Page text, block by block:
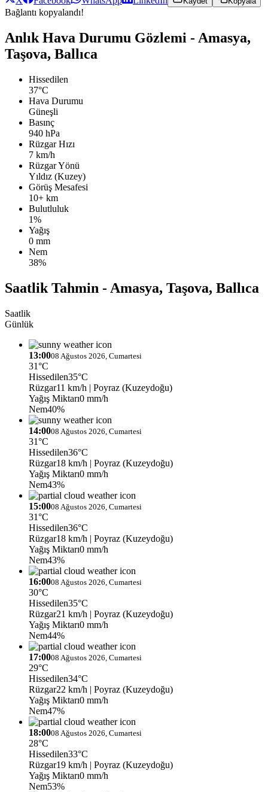
Bağlantı kopyalandı!
Anlık Hava Durumu Gözlemi - Amasya,
Taşova, Ballıca
Hissedilen
37°C
Hava Durumu
Güneşli
Basınç
940 hPa
Rüzgar Hızı
7 km/h
Rüzgar Yönü
Yıldız (Kuzey)
Görüş Mesafesi
10+ km
Bulutluluk
1%
Yağış
0 mm
Nem
38%
Saatlik Tahmin - Amasya, Taşova, Ballıca
Saatlik
Günlük
13:0008 Ağustos 2026, Cumartesi
31°C
Hissedilen35°C
Rüzgar11 km/h | Poyraz (Kuzeydoğu)
Yağış Miktarı0 mm/h
Nem40%
14:0008 Ağustos 2026, Cumartesi
31°C
Hissedilen36°C
Rüzgar18 km/h | Poyraz (Kuzeydoğu)
Yağış Miktarı0 mm/h
Nem43%
15:0008 Ağustos 2026, Cumartesi
31°C
Hissedilen36°C
Rüzgar18 km/h | Poyraz (Kuzeydoğu)
Yağış Miktarı0 mm/h
Nem43%
16:0008 Ağustos 2026, Cumartesi
30°C
Hissedilen35°C
Rüzgar21 km/h | Poyraz (Kuzeydoğu)
Yağış Miktarı0 mm/h
Nem44%
17:0008 Ağustos 2026, Cumartesi
29°C
Hissedilen34°C
Rüzgar22 km/h | Poyraz (Kuzeydoğu)
Yağış Miktarı0 mm/h
Nem47%
18:0008 Ağustos 2026, Cumartesi
28°C
Hissedilen33°C
Rüzgar19 km/h | Poyraz (Kuzeydoğu)
Yağış Miktarı0 mm/h
Nem53%